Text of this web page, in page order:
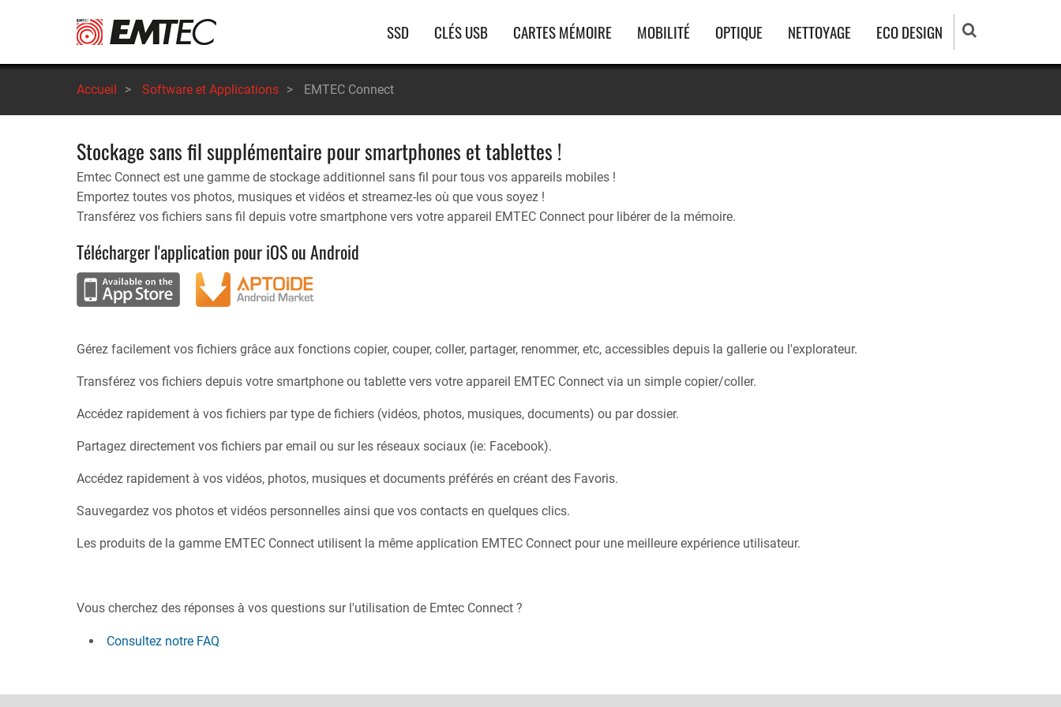
principal
Navigation
principale
SSD CLÉS USB CARTES MÉMOIRE MOBILITÉ OPTIQUE NETTOYAGE ECO DESIGN
Accueil > Software et Applications > EMTEC Connect
Stockage sans fil supplémentaire pour smartphones et tablettes !
Emtec Connect est une gamme de stockage additionnel sans fil pour tous vos appareils mobiles !
Emportez toutes vos photos, musiques et vidéos et streamez-les où que vous soyez !
Transférez vos fichiers sans fil depuis votre smartphone vers votre appareil EMTEC Connect pour libérer de la mémoire.
Télécharger l'application pour iOS ou Android
Gérez facilement vos fichiers grâce aux fonctions copier, couper, coller, partager, renommer, etc, accessibles depuis la gallerie ou l'explorateur.
Transférez vos fichiers depuis votre smartphone ou tablette vers votre appareil EMTEC Connect via un simple copier/coller.
Accédez rapidement à vos fichiers par type de fichiers (vidéos, photos, musiques, documents) ou par dossier.
Partagez directement vos fichiers par email ou sur les réseaux sociaux (ie: Facebook).
Accédez rapidement à vos vidéos, photos, musiques et documents préférés en créant des Favoris.
Sauvegardez vos photos et vidéos personnelles ainsi que vos contacts en quelques clics.
Les produits de la gamme EMTEC Connect utilisent la même application EMTEC Connect pour une meilleure expérience utilisateur.
Vous cherchez des réponses à vos questions sur l'utilisation de Emtec Connect ?
Consultez notre FAQ